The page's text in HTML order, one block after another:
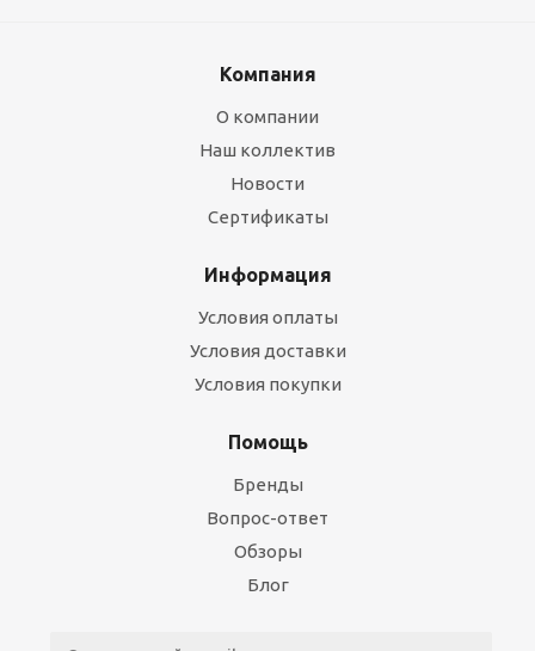
Компания
О компании
Наш коллектив
Новости
Сертификаты
Информация
Условия оплаты
Условия доставки
Условия покупки
Помощь
Бренды
Вопрос-ответ
Обзоры
Блог